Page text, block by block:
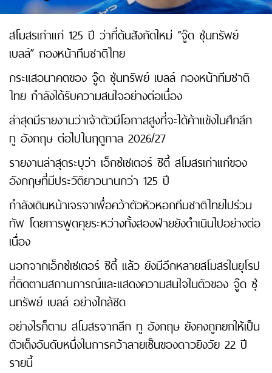
สโมสรเก่าแก่ 125 ปี ว่าที่ต้นสังกัดใหม่ “จู๊ด ซุ่นทรัพย์
เบลล์” กองหน้าทีมชาติไทย
กระแสอนาคตของ จู๊ด ซุ่นทรัพย์ เบลล์ กองหน้าทีมชาติ
ไทย กำลังได้รับความสนใจอย่างต่อเนื่อง
ล่าสุดมีรายงานว่าเจ้าตัวมีโอกาสสูงที่จะได้ค้าแข้งในศึกลีก
ทู อังกฤษ ต่อไปในฤดูกาล 2026/27
รายงานล่าสุดระบุว่า เอ็กซ์เซเตอร์ ซิตี้ สโมสรเก่าแก่ของ
อังกฤษที่มีประวัติยาวนานกว่า 125 ปี
กำลังเดินหน้าเจรจาเพื่อคว้าตัวหัวหอกทีมชาติไทยไปร่วม
ทัพ โดยการพูดคุยระหว่างทั้งสองฝ่ายยังดำเนินไปอย่างต่อ
เนื่อง
นอกจากเอ็กซ์เซเตอร์ ซิตี้ แล้ว ยังมีอีกหลายสโมสรในยุโรป
ที่ติดตามสถานการณ์และแสดงความสนใจในตัวของ จู๊ด ซุ่
นทรัพย์ เบลล์ อย่างใกล้ชิด
อย่างไรก็ตาม สโมสรจากลีก ทู อังกฤษ ยังคงถูกยกให้เป็น
ตัวเต็งอันดับหนึ่งในการคว้าลายเซ็นของดาวยิงวัย 22 ปี
รายนี้